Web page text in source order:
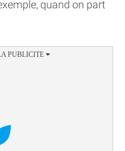
quand on part